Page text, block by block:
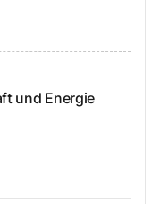
und Energie